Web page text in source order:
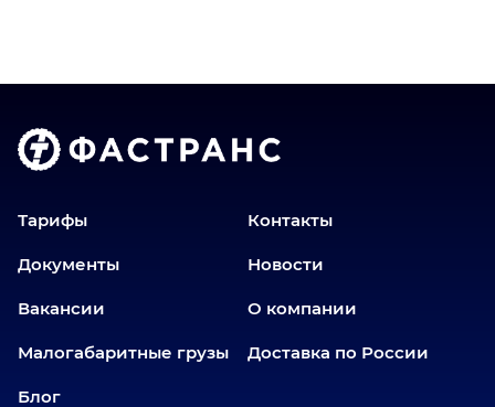
Волгоград
Донецк
Еманжелинск
Заводоуковск
Златоуст
Иваново
Тарифы Контакты
Документы Новости
Вакансии О компании
Малогабаритные грузы Доставка по России
Блог